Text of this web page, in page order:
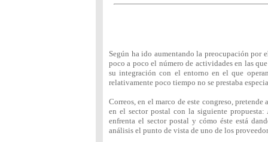
Según ha ido aumentando la preocupación por
poco a poco el número de actividades en las
su integración con el entorno en el que
relativamente poco tiempo no se prestaba
Correos, en el marco de este congreso,
en el sector postal con la siguiente
enfrenta el sector postal y cómo éste está
análisis el punto de vista de uno de los